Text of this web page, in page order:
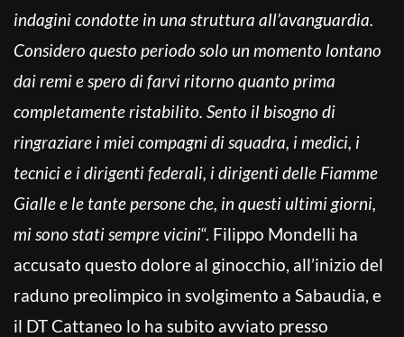
indagini condotte in una struttura all’avanguardia.
Considero questo periodo solo un momento lontano
dai remi e spero di farvi ritorno quanto prima
completamente ristabilito. Sento il bisogno di
ringraziare i miei compagni di squadra, i medici, i
tecnici e i dirigenti federali, i dirigenti delle Fiamme
Gialle e le tante persone che, in questi ultimi giorni,
mi sono stati sempre vicini“. Filippo Mondelli ha
accusato questo dolore al ginocchio, all’inizio del
raduno preolimpico in svolgimento a Sabaudia, e
il DT Cattaneo lo ha subito avviato presso